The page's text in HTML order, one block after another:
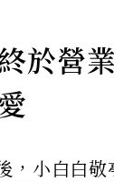
於營
，小白白